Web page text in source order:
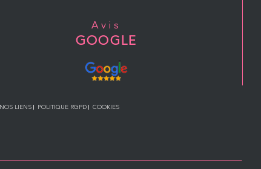
Avis
GOOGLE
NOS LIENS POLITIQUE RGPD COOKIES